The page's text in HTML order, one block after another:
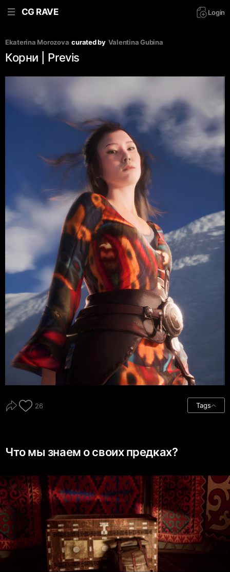
CG RAVE Login
Ekaterina Morozova curated by Valentina Gubina
Корни | Previs
26 Tags
Что мы знаем о своих предках?